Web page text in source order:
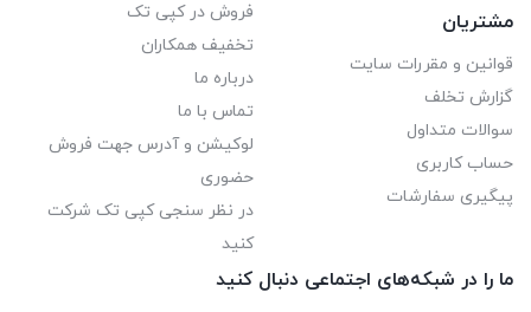
مشتریان
قوانین و مقررات سایت
گزارش تخلف
سوالات متداول
حساب کاربری
پیگیری سفارشات
فروش در کپی تک
تخفیف همکاران
درباره ما
تماس با ما
لوکیشن و آدرس جهت فروش
حضوری
در نظر سنجی کپی تک شرکت
کنید
ما را در شبکه‌های اجتماعی دنبال کنید